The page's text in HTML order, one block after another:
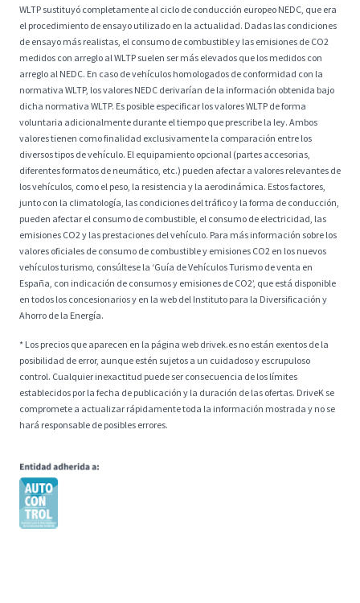
WLTP sustituyó completamente al ciclo de conducción europeo NEDC, que era
el procedimiento de ensayo utilizado en la actualidad. Dadas las condiciones
de ensayo más realistas, el consumo de combustible y las emisiones de CO2
medidos con arreglo al WLTP suelen ser más elevados que los medidos con
arreglo al NEDC. En caso de vehículos homologados de conformidad con la
normativa WLTP, los valores NEDC derivarían de la información obtenida bajo
dicha normativa WLTP. Es posible especificar los valores WLTP de forma
voluntaria adicionalmente durante el tiempo que prescribe la ley. Ambos
valores tienen como finalidad exclusivamente la comparación entre los
diversos tipos de vehículo. El equipamiento opcional (partes accesorias,
diferentes formatos de neumático, etc.) pueden afectar a valores relevantes de
los vehículos, como el peso, la resistencia y la aerodinámica. Estos factores,
junto con la climatología, las condiciones del tráfico y la forma de conducción,
pueden afectar el consumo de combustible, el consumo de electricidad, las
emisiones CO2 y las prestaciones del vehículo. Para más información sobre los
valores oficiales de consumo de combustible y emisiones CO2 en los nuevos
vehículos turismo, consúltese la ‘Guía de Vehículos Turismo de venta en
España, con indicación de consumos y emisiones de CO2’, que está disponible
en todos los concesionarios y en la web del Instituto para la Diversificación y
Ahorro de la Energía.
* Los precios que aparecen en la página web drivek.es no están exentos de la
posibilidad de error, aunque estén sujetos a un cuidadoso y escrupuloso
control. Cualquier inexactitud puede ser consecuencia de los límites
establecidos por la fecha de publicación y la duración de las ofertas. DriveK se
compromete a actualizar rápidamente toda la información mostrada y no se
hará responsable de posibles errores.